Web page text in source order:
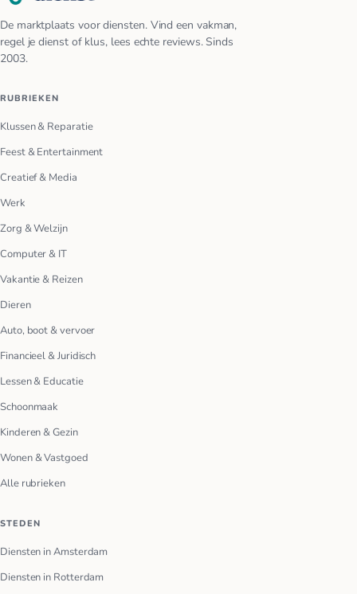
De marktplaats voor diensten. Vind een vakman,
regel je dienst of klus, lees echte reviews. Sinds
2003.
RUBRIEKEN
Klussen & Reparatie
Feest & Entertainment
Creatief & Media
Werk
Zorg & Welzijn
Computer & IT
Vakantie & Reizen
Dieren
Auto, boot & vervoer
Financieel & Juridisch
Lessen & Educatie
Schoonmaak
Kinderen & Gezin
Wonen & Vastgoed
Alle rubrieken
STEDEN
Diensten in Amsterdam
Diensten in Rotterdam